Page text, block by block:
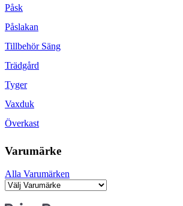
Påsk
Påslakan
Tillbehör Säng
Trädgård
Tyger
Vaxduk
Överkast
Varumärke
Alla Varumärken